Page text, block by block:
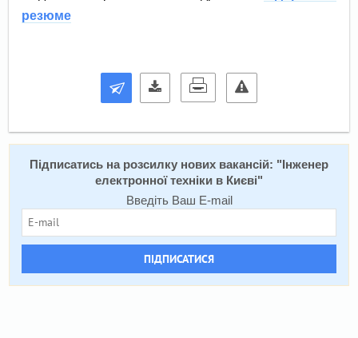
резюме
Підписатись на розсилку нових вакансій: " Інженер
електронної техніки в Києві"
Введіть Ваш E-mail
ПІДПИСАТИСЯ